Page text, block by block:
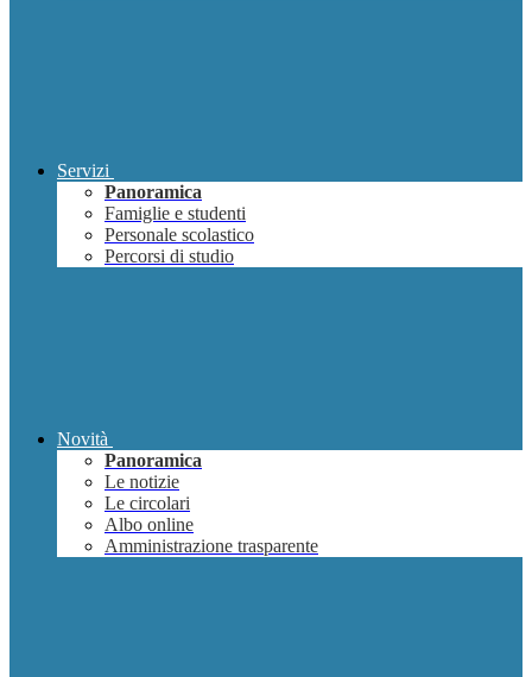
Servizi
Panoramica
Famiglie e studenti
Personale scolastico
Percorsi di studio
Novità
Panoramica
Le notizie
Le circolari
Albo online
Amministrazione trasparente